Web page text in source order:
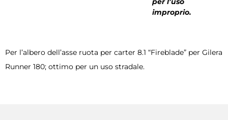
improprio.
Per l’albero dell’asse ruota per carter 8.1 “Fireblade” per Gilera
Runner 180; ottimo per un uso stradale.